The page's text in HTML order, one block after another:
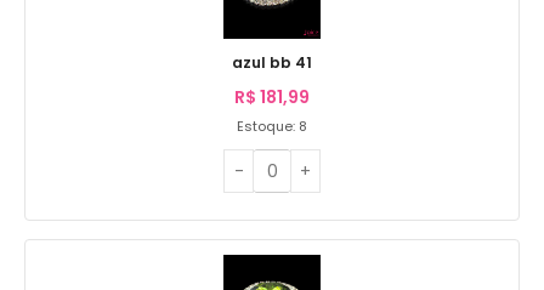
azul bb 41
R$ 181,99
Estoque: 8